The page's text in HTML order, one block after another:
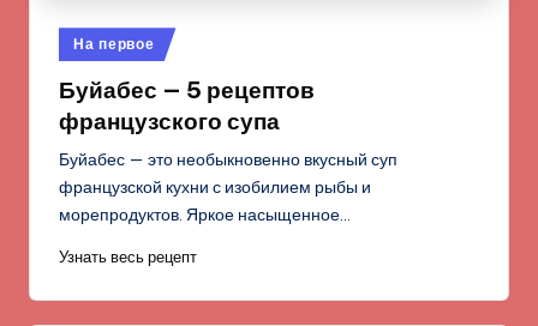
Опубликовано
в
На первое
Буйабес — 5 рецептов
французского супа
Буйабес — это необыкновенно вкусный суп
французской кухни с изобилием рыбы и
морепродуктов. Яркое насыщенное…
Узнать весь рецепт